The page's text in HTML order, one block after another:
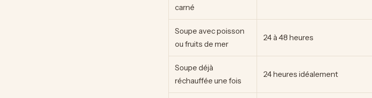
carné
Soupe avec poisson
ou fruits de mer
24 à 48 heures
Soupe déjà
réchauffée une fois
24 heures idéalement